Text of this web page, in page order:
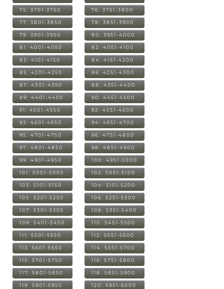
75: 3701-3750 76: 3751-3800
77: 3801-3850 78: 3851-3900
79: 3901-3950 80: 3951-4000
81: 4001-4050 82: 4051-4100
83: 4101-4150 84: 4151-4200
85: 4201-4250 86: 4251-4300
87: 4301-4350 88: 4351-4400
89: 4401-4450 90: 4451-4500
91: 4501-4550 92: 4551-4600
93: 4601-4650 94: 4651-4700
95: 4701-4750 96: 4751-4800
97: 4801-4850 98: 4851-4900
99: 4901-4950 100: 4951-5000
101: 5001-5050 102: 5051-5100
103: 5101-5150 104: 5151-5200
105: 5201-5250 106: 5251-5300
107: 5301-5350 108: 5351-5400
109: 5401-5450 110: 5451-5500
111: 5501-5550 112: 5551-5600
113: 5601-5650 114: 5651-5700
115: 5701-5750 116: 5751-5800
117: 5801-5850 118: 5851-5900
119: 5901-5950 120: 5951-6000